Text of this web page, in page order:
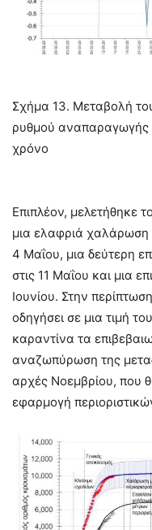
Σχήμα 13. Μεταβολή
ρυθμού αναπαραγωγής
χρόνο
Επιπλέον, μελετήθηκε
μια ελαφριά χαλάρωση
4 Μαΐου, μια δεύτερη
στις 11 Μαΐου και μια
Ιουνίου. Στην
οδηγήσει σε μια τιμή
καραντίνα τα
αναζωπύρωση της
αρχές Νοεμβρίου, που
εφαρμογή